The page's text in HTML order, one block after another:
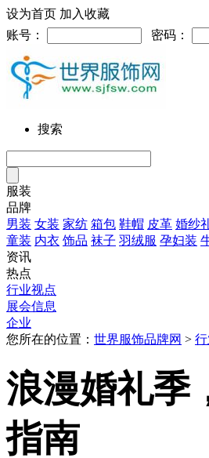
设为首页 加入收藏
账号：
密码：
搜索
服装
品牌
男装 女装 家纺 箱包 鞋帽 皮革 婚纱
童装 内衣 饰品 袜子 羽绒服 孕妇装
资讯
热点
行业视点
展会信息
企业
您所在的位置： 世界服饰品牌网 >
浪漫婚礼季
指南